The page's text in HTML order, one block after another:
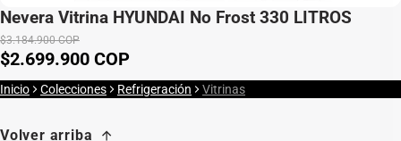
Nevera Vitrina HYUNDAI No Frost 330 LITROS
Precio de venta
$2.699.900 COP
Precio normal
$3.184.900 COP
Inicio Colecciones Refrigeración Vitrinas
Volver arriba